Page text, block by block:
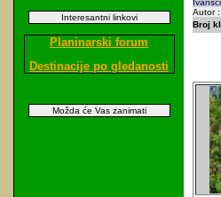
Interesantni linkovi
Planinarski forum
Destinacije po gledanosti
Možda će Vas zanimati
Autor
Broj